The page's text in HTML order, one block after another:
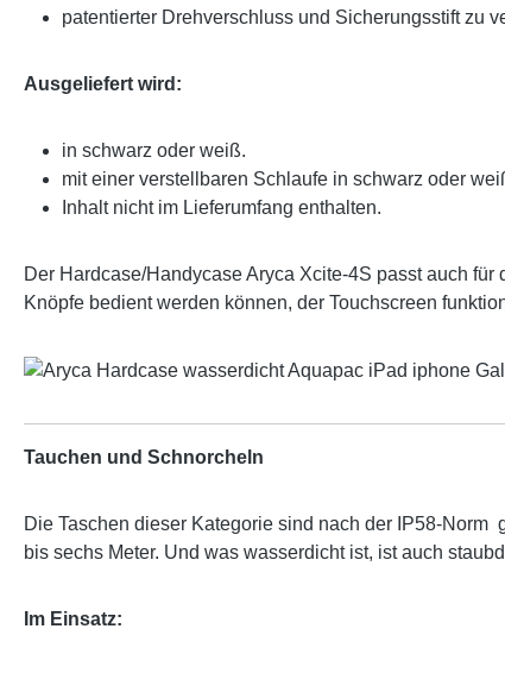
patentierter Drehverschluss und Sicherungsstift zu
Ausgeliefert wird:
in schwarz oder weiß.
mit einer verstellbaren Schlaufe in schwarz oder
Inhalt nicht im Lieferumfang enthalten.
Der Hardcase/Handycase Aryca Xcite-4S passt auch
Knöpfe bedient werden können, der Touchscreen
Tauchen und Schnorcheln
Die Taschen dieser Kategorie sind nach der IP58-
bis sechs Meter. Und was wasserdicht ist, ist auch
Im Einsatz: